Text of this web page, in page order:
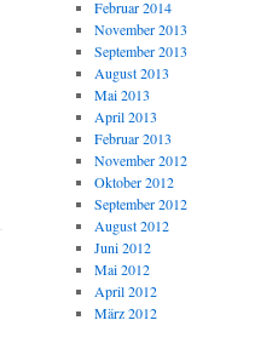
Februar 2014
November 2013
September 2013
August 2013
Mai 2013
April 2013
Februar 2013
November 2012
Oktober 2012
September 2012
August 2012
Juni 2012
Mai 2012
April 2012
März 2012